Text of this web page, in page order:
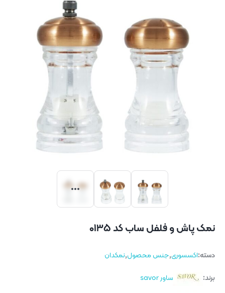
نمک پاش و فلفل ساب کد ۰۱۳۵
دسته:اکسسوری,جنس محصول,نمکدان
برند:
ساور savor